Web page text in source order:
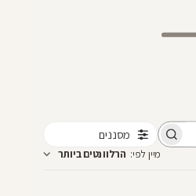
מסננים
מיין לפי: הרלוונטים ביותר